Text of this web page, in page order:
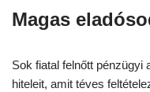
Magas
Sok fiatal felnőtt pénzügyi
hiteleit, amit téves